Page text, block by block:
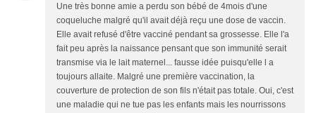
Une très bonne amie a perdu son bébé de 4mois d'une
coqueluche malgré qu'il avait déjà reçu une dose de vaccin.
Elle avait refusé d'être vacciné pendant sa grossesse. Elle l'a
fait peu après la naissance pensant que son immunité serait
transmise via le lait maternel... fausse idée puisqu'elle l a
toujours allaite. Malgré une première vaccination, la
couverture de protection de son fils n'était pas totale. Oui, c'est
une maladie qui ne tue pas les enfants mais les nourrissons